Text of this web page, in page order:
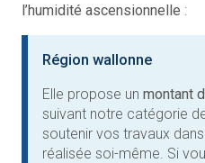
l’humidité ascensionnelle :
Région wallonne
Elle propose un montant
suivant notre catégorie
soutenir vos travaux
réalisée soi-même. Si